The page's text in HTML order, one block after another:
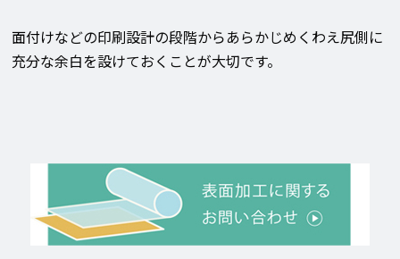
面付けなどの印刷設計の段階からあらかじめくわえ尻側に
充分な余白を設けておくことが大切です。